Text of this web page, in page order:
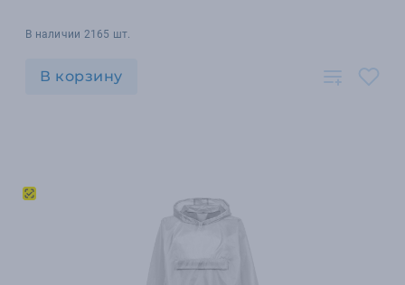
В наличии 2165 шт.
В корзину